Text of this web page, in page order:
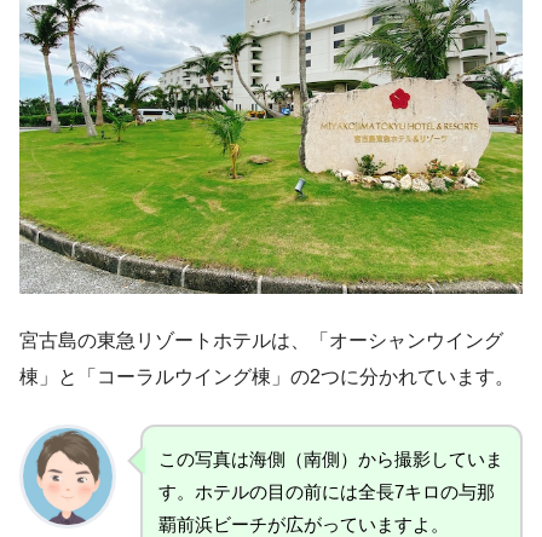
宮古島の東急リゾートホテルは、「オーシャンウイング
棟」と「コーラルウイング棟」の2つに分かれています。
この写真は海側（南側）から撮影していま
す。ホテルの目の前には全長7キロの与那
覇前浜ビーチが広がっていますよ。